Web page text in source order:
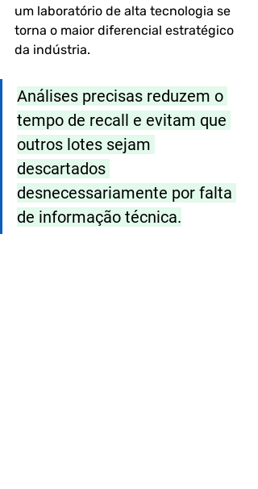
um laboratório de alta tecnologia se
torna o maior diferencial estratégico
da indústria.
Análises precisas reduzem o
tempo de recall e evitam que
outros lotes sejam
descartados
desnecessariamente por falta
de informação técnica.